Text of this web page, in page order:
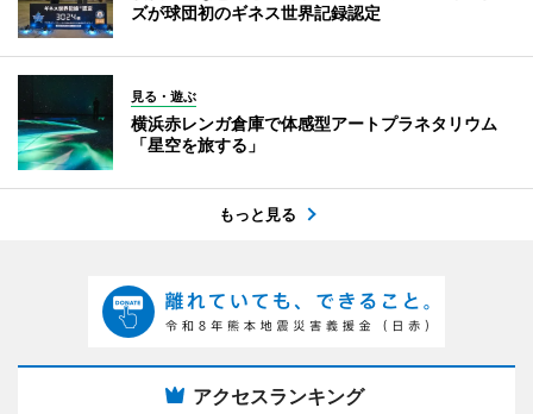
ズが球団初のギネス世界記録認定
見る・遊ぶ
横浜赤レンガ倉庫で体感型アートプラネタリウム
「星空を旅する」
もっと見る
アクセスランキング